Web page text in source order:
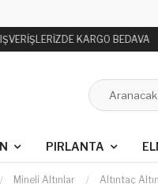
KARGO BEDAVA
PIRLANTA
Mineli Altınlar Altıntaç